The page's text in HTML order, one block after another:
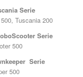
Serie
Tuscania 200
Serie
500
Serie
500